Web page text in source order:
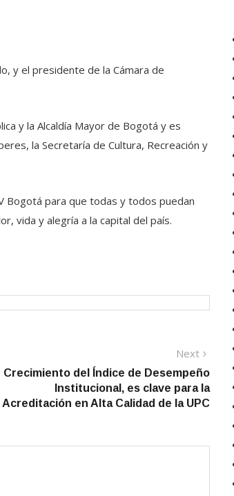
y el presidente de la Cámara de
y la Alcaldía Mayor de Bogotá y es
la Secretaría de Cultura, Recreación y
Bogotá para que todas y todos puedan
vida y alegría a la capital del país.
Next
post:
Crecimiento del Índice de Desempeño
Institucional, es clave para la
Acreditación en Alta Calidad de la UPC